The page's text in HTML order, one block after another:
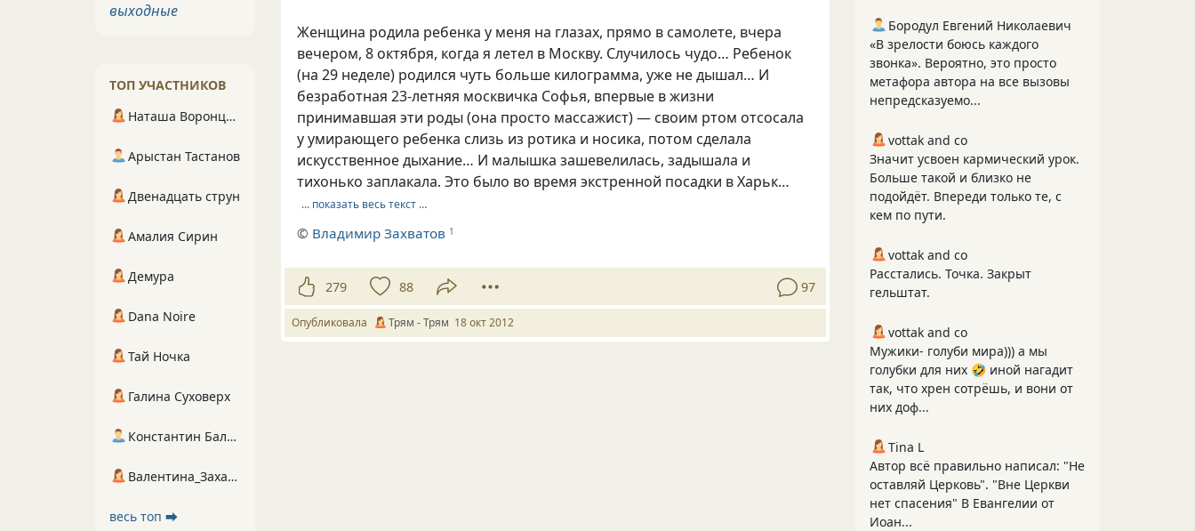
Женщина родила ребенка у меня на глазах, прямо в самолете, вчера
вечером, 8 октября, когда я летел в Москву. Случилось чудо… Ребенок
(на 29 неделе) родился чуть больше килограмма, уже не дышал… И
безработная 23-летняя москвичка Софья, впервые в жизни
принимавшая эти роды (она просто массажист) — своим ртом отсосала
у умирающего ребенка слизь из ротика и носика, потом сделала
искусственное дыхание… И малышка зашевелилась, задышала и
тихонько заплакала. Это было во время экстренной посадки в Харьк…
… показать весь текст …
© Владимир Захватов 1
279 88 97
Опубликовала Трям - Трям 18 окт 2012
Бородул Евгений Николаевич
«В зрелости боюсь каждого
звонка». Вероятно, это просто
метафора автора на все вызовы
непредсказуемо...
vottak and co
Значит усвоен кармический урок.
Больше такой и близко не
подойдёт. Впереди только те, с
кем по пути.
vottak and co
Расстались. Точка. Закрыт
гельштат.
vottak and co
Мужики- голуби мира))) а мы
голубки для них 🤣 иной нагадит
так, что хрен сотрёшь, и вони от
них доф...
Tina L
Автор всё правильно написал: "Не
оставляй Церковь". "Вне Церкви
нет спасения" В Евангелии от
Иоан...
выходные
ТОП УЧАСТНИКОВ
Наташа Воронцова
Арыстан Тастанов
Двенадцать струн
Амалия Сирин
Демура
Dana Noire
Тай Ночка
Галина Суховерх
Константин Балухта
Валентина_Захарова
весь топ ⮕